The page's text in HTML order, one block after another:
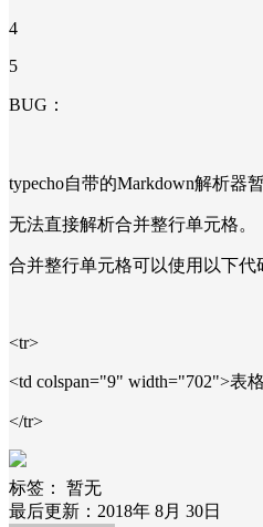
4
5
BUG：
typecho自带的Markdown解析器
无法直接解析合并整行单元格。
合并整行单元格可以使用以下代
<tr>
<td colspan="9" width="702">表
</tr>
标签：
暂无
最后更新：2018年 8月 30日